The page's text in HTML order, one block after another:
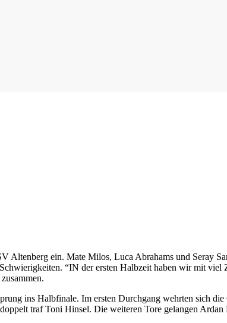
ein. Mate Milos, Luca Abrahams und Seray
“IN der ersten Halbzeit haben wir mit
ins Halbfinale. Im ersten Durchgang wehrten sich die
traf Toni Hinsel. Die weiteren Tore gelangen